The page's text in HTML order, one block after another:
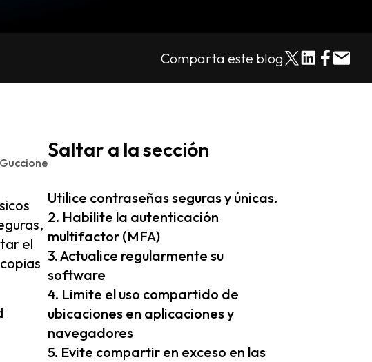
Comparta este blog
el
Saltar a la sección
Utilice contraseñas seguras y únicas.
2. Habilite la autenticación
multifactor (MFA)
3. Actualice regularmente su
software
4. Limite el uso compartido de
ubicaciones en aplicaciones y
navegadores
5. Evite compartir en exceso en las